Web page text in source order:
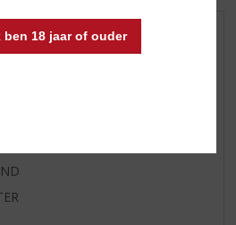
ben 18 jaar of ouder